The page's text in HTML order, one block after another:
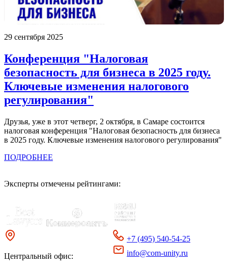
29 сентября 2025
Конференция "Налоговая
безопасность для бизнеса в 2025 году.
Ключевые изменения налогового
регулирования"
Друзья, уже в этот четверг, 2 октября, в Самаре состоится
налоговая конференция "Налоговая безопасность для бизнеса
в 2025 году. Ключевые изменения налогового регулирования"
ПОДРОБНЕЕ
Эксперты отмечены рейтингами:
Центральный офис:
+7 (495) 540-54-25
info@com-unity.ru